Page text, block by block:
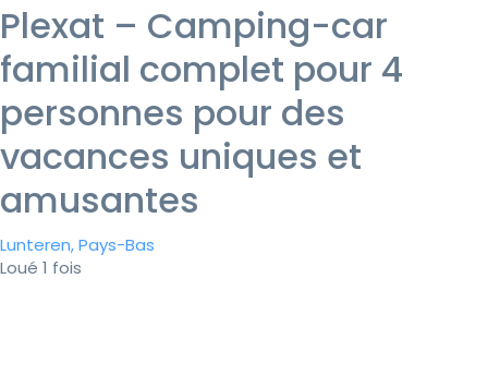
Plexat – Camping-car
familial complet pour 4
personnes pour des
vacances uniques et
amusantes
Lunteren, Pays-Bas
Loué 1 fois